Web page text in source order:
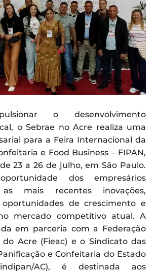
o desenvolvimento
o Sebrae no Acre realiza uma
para a Feira Internacional da
e Food Business – FIPAN,
23 a 26 de julho, em São Paulo.
dos empresários
as mais recentes inovações,
de crescimento e
mercado competitivo atual. A
em parceria com a Federação
Acre (Fieac) e o Sindicato das
e Confeitaria do Estado
AC), é destinada aos